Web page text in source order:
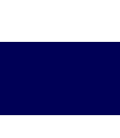
pas